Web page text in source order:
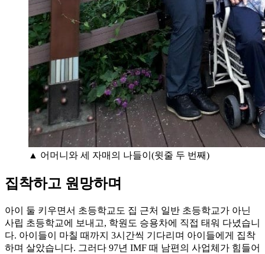
▲ 어머니와 세 자매의 나들이(윗줄 두 번째)
집착하고 원망하며
아이 둘 키우면서 초등학교도 집 근처 일반 초등학교가 아닌
사립 초등학교에 보내고, 학원도 승용차에 직접 태워 다녔습니
다. 아이들이 마칠 때까지 3시간씩 기다리며 아이들에게 집착
하며 살았습니다. 그러다 97년 IMF 때 남편의 사업체가 힘들어